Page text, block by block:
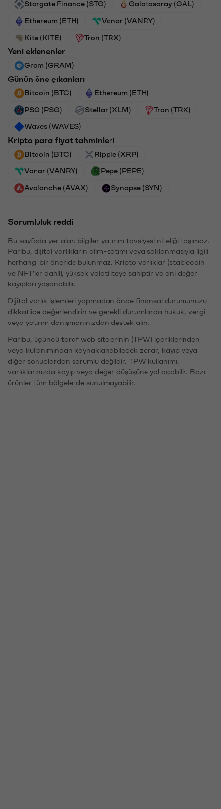
Stargate Finance (STG) Galatasaray (GAL)
Ethereum (ETH) Vanar (VANRY)
Kite (KITE) Tron (TRX)
Yeni eklenenler
Gram (GRAM)
Günün öne çıkanları
Bitcoin (BTC) Ethereum (ETH)
PSG (PSG) Stellar (XLM) Tron (TRX)
Waves (WAVES)
Kripto para fiyat tahminleri
Bitcoin (BTC) Ripple (XRP)
Vanar (VANRY) Pepe (PEPE)
Avalanche (AVAX) Synapse (SYN)
Sorumluluk reddi
Bu sayfada yer alan bilgiler yatırım tavsiyesi niteliği taşımaz.
Paribu, dijital varlıkların alım-satımı veya saklanmasıyla ilgili
herhangi bir öneride bulunmaz. Kripto varlıklar (stablecoin
ve NFT'ler dahil), yüksek volatiliteye sahiptir ve ani değer
kayıpları yaşanabilir.
Dijital varlık işlemleri yapmadan önce finansal durumunuzu
dikkatlice değerlendirin ve gerekli durumlarda hukuk, vergi
veya yatırım danışmanınızdan destek alın.
Paribu, üçüncü taraf web sitelerinin (TPW) içeriklerinden
veya kullanımından kaynaklanabilecek zarar, kayıp veya
diğer sonuçlardan sorumlu değildir. TPW kullanımı,
varlıklarınızda kayıp veya değer düşüşüne yol açabilir. Bazı
ürünler tüm bölgelerde sunulmayabilir.